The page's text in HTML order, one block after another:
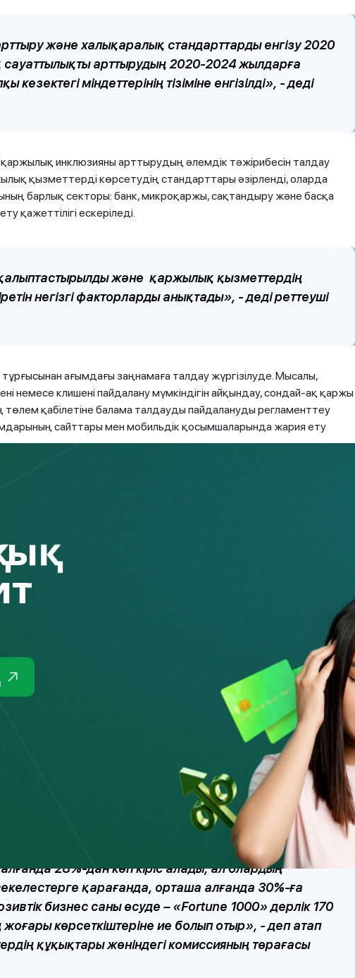
және халықаралық стандарттарды енгізу 2020
арттырудың 2020-2024 жылдарға
міндеттерінің тізіміне енгізілді», - деді
инклюзияны арттырудың әлемдік тәжірибесін талдау
қызметтерді көрсетудің стандарттары әзірленді, оларда
барлық секторы: банк, микроқаржы, сақтандыру және басқа
қажеттілігі ескеріледі.
және қаржылық қызметтердің
негізгі факторларды анықтады», - деді реттеуші
тұрғысынан ағымдағы заңнамаға талдау жүргізілуде. Мысалы,
немесе клишені пайдалану мүмкіндігін айқындау, сондай-ақ қаржы
қабілетіне балама талдауды пайдалануды регламенттеу
сайттары мен мобильдік қосымшаларында жария ету
қаржы ұйымдарының барлық бөлімшесі бірдей қажетті
«қаржылық қолжетімділік картасы» қалыптастырылды, онда
стандарттарға сәйкес пандустары, қызметкерлерді шақыру
ал көптеген бөлімшелерде мүгедек адамдар үшін арнайы
Бірақ, өкінішке қарай, тіпті осы шаралардың өзі
қолжетімділігін қамтамасыз ету жөнінде айтуға мүмкіндік
органдардың ғана емес, сондай-ақ
жұмысы қажет. Қаржы ұйымдары қалыпты
мүмкіндігі болған кезде мүмкіндігі
көрсетуден тұрақты түрде бас тартылады не
сот арқылы сауатты түрде қызмет көрсетуге
Терентьев. «Бұл ретте, әлемдік тәжірибе
және өзінің бизнесін осы бағытта дамытуға
28%-дан көп кіріс алады, ал олардың
қарағанда, орташа алғанда 30%-ға
бизнес саны өсуде – «Fortune 1000» дерлік 170
жоғары көрсеткіштеріне ие болып отыр», - деп атап
құқықтары жөніндегі комиссияның төрағасы